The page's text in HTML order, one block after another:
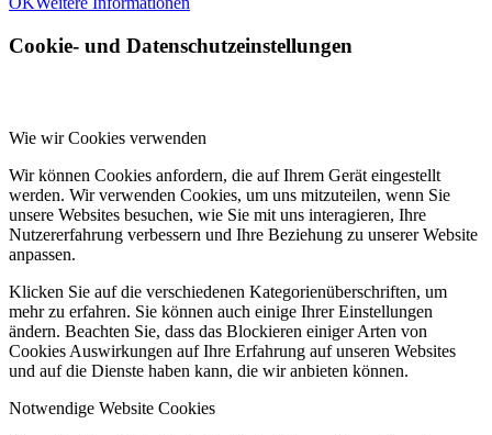
Cookie- und Datenschutzeinstellungen
Wie wir Cookies verwenden
Wir können Cookies anfordern, die auf Ihrem Gerät eingestellt
werden. Wir verwenden Cookies, um uns mitzuteilen, wenn Sie
unsere Websites besuchen, wie Sie mit uns interagieren, Ihre
Nutzererfahrung verbessern und Ihre Beziehung zu unserer Website
anpassen.
Klicken Sie auf die verschiedenen Kategorienüberschriften, um
mehr zu erfahren. Sie können auch einige Ihrer Einstellungen
ändern. Beachten Sie, dass das Blockieren einiger Arten von
Cookies Auswirkungen auf Ihre Erfahrung auf unseren Websites
und auf die Dienste haben kann, die wir anbieten können.
Notwendige Website Cookies